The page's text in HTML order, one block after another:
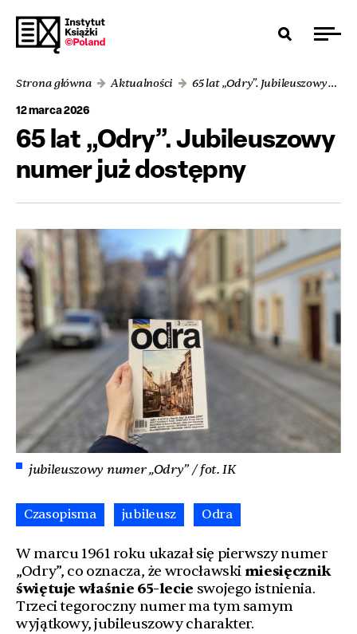
Strona główna Aktualności 65 lat „Odry”. Jubileuszowy numer już dostępny
12 marca 2026
65 lat „Odry”. Jubileuszowy
numer już dostępny
jubileuszowy numer „Odry” / fot. IK
Czasopisma jubileusz Odra
W marcu 1961 roku ukazał się pierwszy numer
„Odry”, co oznacza, że wrocławski miesięcznik
świętuje właśnie 65-lecie swojego istnienia.
Trzeci tegoroczny numer ma tym samym
wyjątkowy, jubileuszowy charakter.